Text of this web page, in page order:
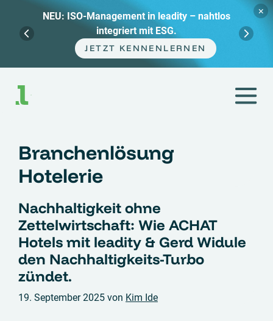
NEU: ISO-Management in leadity – nahtlos
integriert mit ESG.
JETZT KENNENLERNEN
×
Inhalt
springen
Branchenlösung
Hotelerie
Nachhaltigkeit ohne
Zettelwirtschaft: Wie ACHAT
Hotels mit leadity & Gerd Widule
den Nachhaltigkeits-Turbo
zündet.
19. September 2025 von Kim Ide